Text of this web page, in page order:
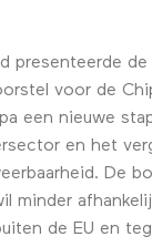
presenteerde de
voor de
een nieuwe
en het
De
minder
de EU en